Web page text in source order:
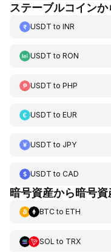
ステーブルコイン
USDT to INR
USDT to RON
USDT to PHP
USDT to EUR
USDT to JPY
USDT to CAD
暗号資産から暗号資
BTCto ETH
SOL to TRX